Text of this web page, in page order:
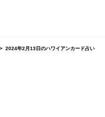
2024年2月13日のハワイアンカード占い